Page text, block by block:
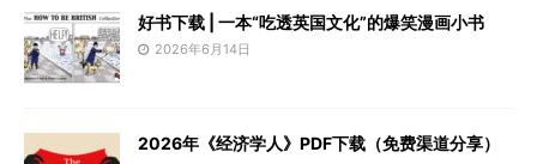
好书下载 | 一本“吃透英国文化”的爆笑漫画小书
2026年6月14日
2026年《经济学人》PDF下载（免费渠道分享）